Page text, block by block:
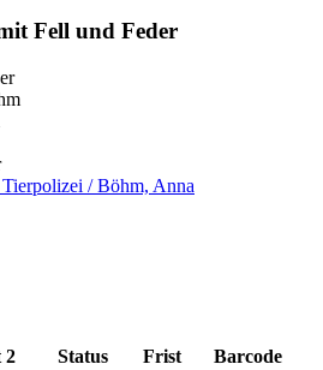
Fell und Feder
/ Böhm, Anna
2 Status Frist
Barcode